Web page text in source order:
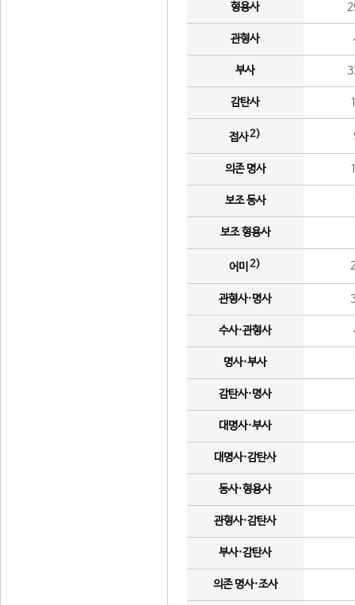
형용사
관형사
부사
감탄사
접사2)
의존 명사
보조 동사
보조 형용사
어미 2)
관형사·명사
수사·관형사
명사·부사
감탄사·명사
대명사·부사
대명사·감탄사
동사·형용사
관형사·감탄사
부사·감탄사
의존 명사·조사